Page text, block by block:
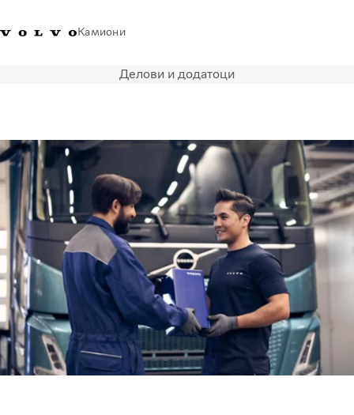
Камиони
Volvo Trucks - Македонија -
Продавница за Volvo
Транспортни решенија
Камиони
Кампањи
Услуги
Локатор на дилери
News
За нас
Volvo Truck Builder
Контактирајте нѐ
Делови и додатоци